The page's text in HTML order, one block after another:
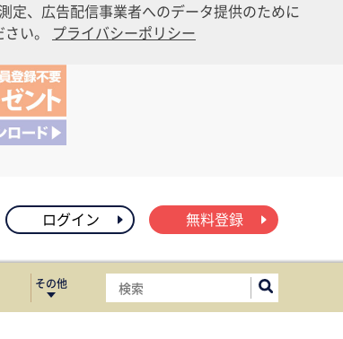
定、広告配信事業者へのデータ提供のために
い。 プライバシーポリシー
ログイン 無料登録
その他